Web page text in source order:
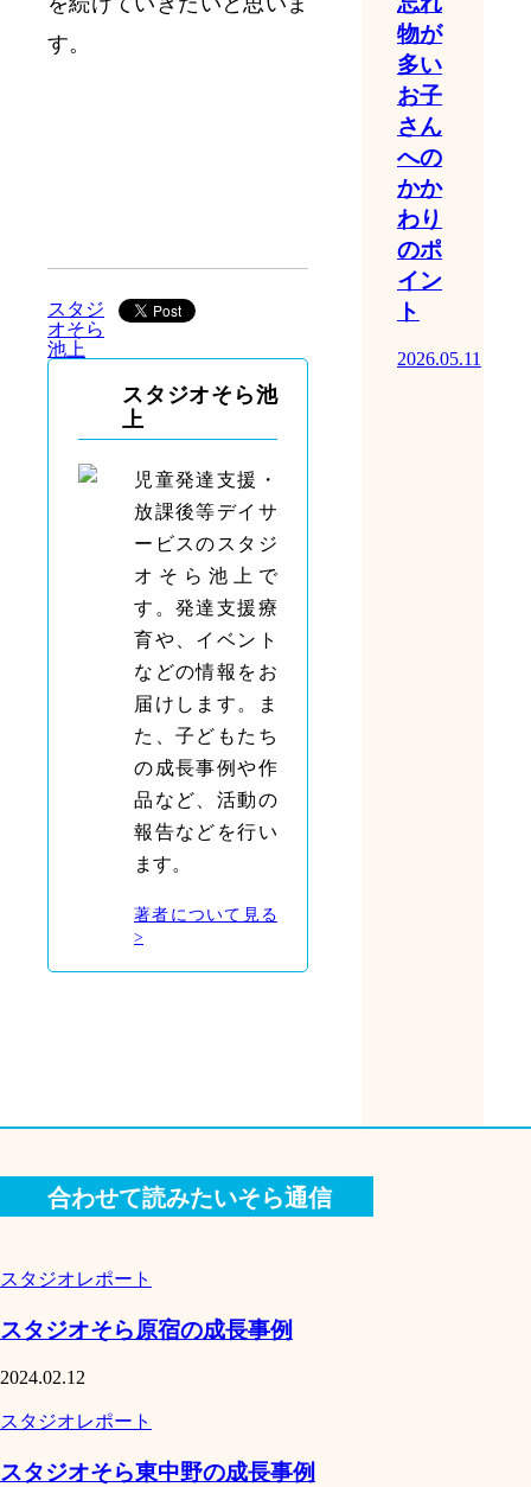
す。
スタジ
オそら
池上
スタジオそら池
上
児童発達支援・
放課後等デイサ
ービスのスタジ
オそら池上で
す。発達支援療
育や、イベント
などの情報をお
届けします。ま
た、子どもたち
の成長事例や作
品など、活動の
報告などを行い
ます。
著者について見る
>
物が
多い
お子
さん
への
かか
わり
のポ
イン
ト
2026.05.11
合わせて読みたいそら通信
スタジオレポート
スタジオそら原宿の成長事例
2024.02.12
スタジオレポート
スタジオそら東中野の成長事例